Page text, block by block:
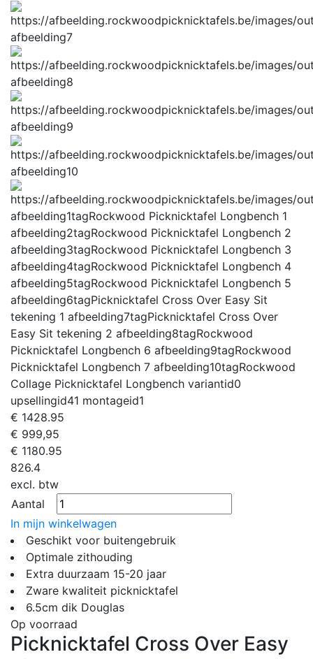
afbeelding7
afbeelding8
afbeelding9
afbeelding10
afbeelding1tagRockwood Picknicktafel Longbench 1
afbeelding2tagRockwood Picknicktafel Longbench 2
afbeelding3tagRockwood Picknicktafel Longbench 3
afbeelding4tagRockwood Picknicktafel Longbench 4
afbeelding5tagRockwood Picknicktafel Longbench 5
afbeelding6tagPicknicktafel Cross Over Easy Sit
tekening 1 afbeelding7tagPicknicktafel Cross Over
Easy Sit tekening 2 afbeelding8tagRockwood
Picknicktafel Longbench 6 afbeelding9tagRockwood
Picknicktafel Longbench 7 afbeelding10tagRockwood
Collage Picknicktafel Longbench variantid0
upsellingid41 montageid1
€ 1428.95
€ 999,95
€ 1180.95
826.4
excl. btw
Aantal
In mijn winkelwagen
Geschikt voor buitengebruik
Optimale zithouding
Extra duurzaam 15-20 jaar
Zware kwaliteit picknicktafel
6.5cm dik Douglas
Op voorraad
Picknicktafel Cross Over Easy